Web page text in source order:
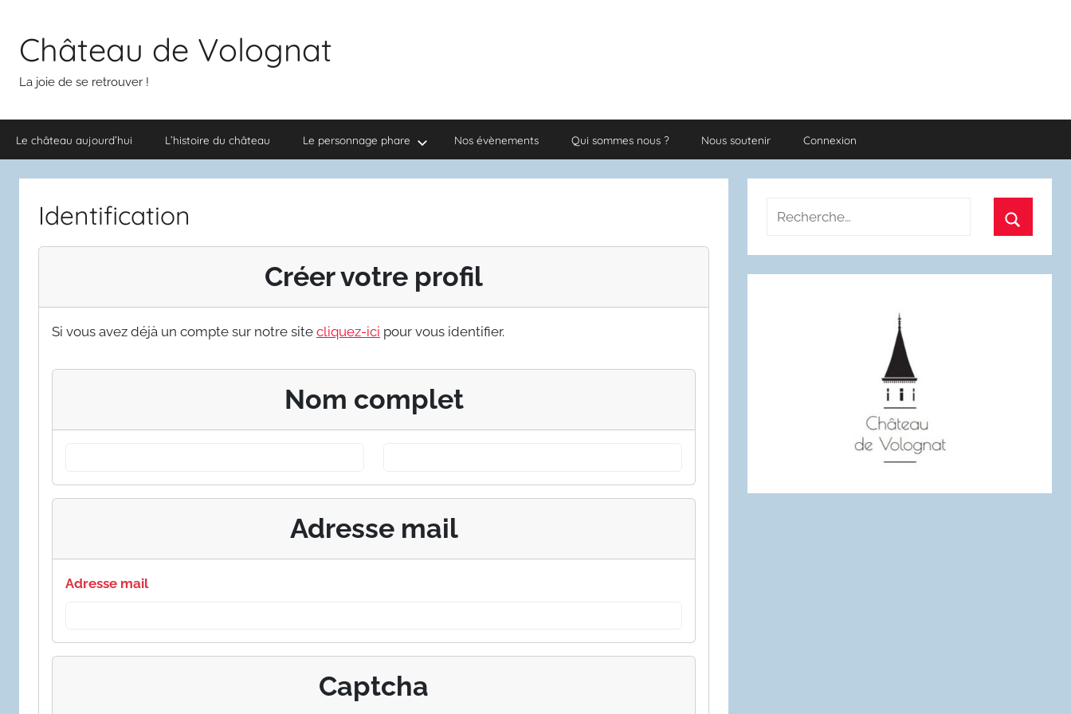
contenuChâteau de Volognat
La joie de se retrouver !
Le château aujourd’hui L’histoire du château Le personnage phare Nos évènements Qui sommes nous ? Nous soutenir Connexion
Identification
Créer votre profil
Si vous avez déjà un compte sur notre site cliquez-ici pour vous identifier.
Nom complet
Adresse mail
Adresse mail
Captcha
Recherche
: